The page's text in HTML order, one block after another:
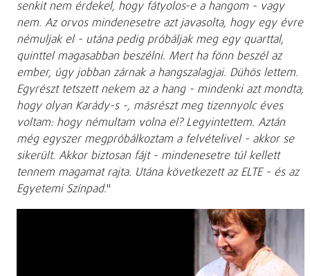
senkit nem érdekel, hogy fátyolos-e a hangom - vagy
nem. Az orvos mindenesetre azt javasolta, hogy egy évre
némuljak el - utána pedig próbáljak meg egy quarttal,
quinttel magasabban beszélni. Mert ha fönn beszél az
ember, úgy jobban zárnak a hangszalagjai. Dühös lettem.
Egyrészt tetszett nekem az a hang - mindenki azt mondta,
hogy olyan Karády-s -, másrészt meg tizennyolc éves
voltam: hogy némultam volna el? Legyintettem. Aztán
még egyszer megpróbálkoztam a felvételivel - akkor se
sikerült. Akkor biztosan fájt - mindenesetre túl kellett
tennem magamat rajta. Utána következett az ELTE - és az
Egyetemi Színpad."